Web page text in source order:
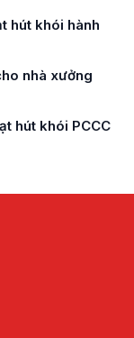
hút khói hành
nhà xưởng
hút khói PCCC